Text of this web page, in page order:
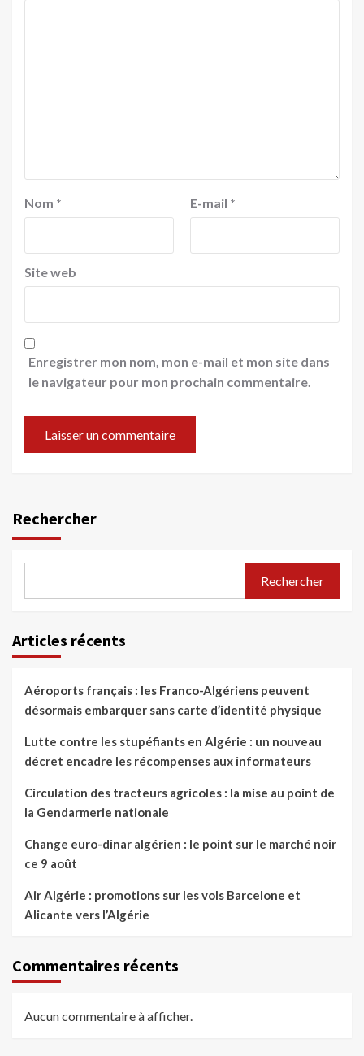
Nom * E-mail *
Site web
Enregistrer mon nom, mon e-mail et mon site dans
le navigateur pour mon prochain commentaire.
Rechercher
Rechercher
Articles récents
Aéroports français : les Franco-Algériens peuvent
désormais embarquer sans carte d’identité physique
Lutte contre les stupéfiants en Algérie : un nouveau
décret encadre les récompenses aux informateurs
Circulation des tracteurs agricoles : la mise au point de
la Gendarmerie nationale
Change euro-dinar algérien : le point sur le marché noir
ce 9 août
Air Algérie : promotions sur les vols Barcelone et
Alicante vers l’Algérie
Commentaires récents
Aucun commentaire à afficher.